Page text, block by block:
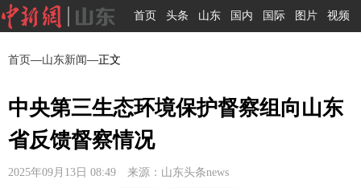
首页 头条 山东 国内 国际 图片 视频
首页—山东新闻—正文
中央第三生态环境保护督察组向山东
省反馈督察情况
2025年09月13日 08:49 来源：山东头条news